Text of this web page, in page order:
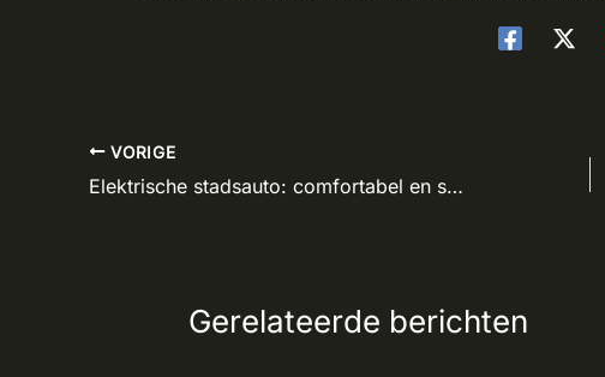
VORIGE
Elektrische stadsauto: comfortabel en stil door de stad rijden
Gerelateerde berichten